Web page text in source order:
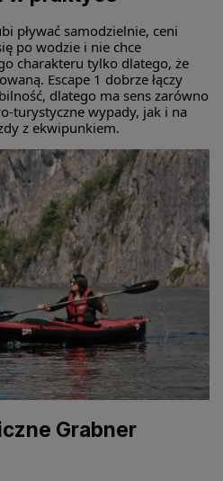
pływać samodzielnie, ceni
po wodzie i nie chce
charakteru tylko dlatego, że
Escape 1 dobrze łączy
dlatego ma sens zarówno
turystyczne wypady, jak i na
z ekwipunkiem.
Grabner